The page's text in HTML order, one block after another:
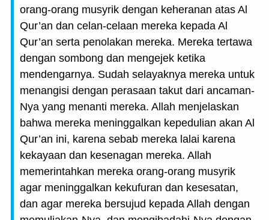
orang-orang musyrik dengan keheranan atas Al
Qur’an dan celan-celaan mereka kepada Al
Qur’an serta penolakan mereka. Mereka tertawa
dengan sombong dan mengejek ketika
mendengarnya. Sudah selayaknya mereka untuk
menangisi dengan perasaan takut dari ancaman-
Nya yang menanti mereka. Allah menjelaskan
bahwa mereka meninggalkan kepedulian akan Al
Qur’an ini, karena sebab mereka lalai karena
kekayaan dan kesenagan mereka. Allah
memerintahkan mereka orang-orang musyrik
agar meninggalkan kekufuran dan kesesatan,
dan agar mereka bersujud kepada Allah dengan